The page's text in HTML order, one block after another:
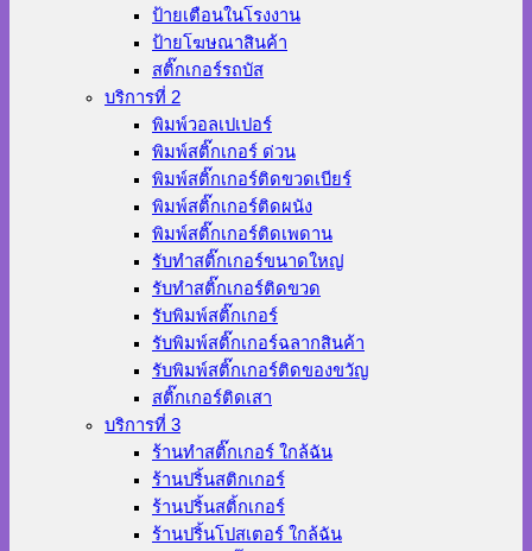
ป้ายเตือนในโรงงาน
ป้ายโฆษณาสินค้า
สติ๊กเกอร์รถบัส
บริการที่ 2
พิมพ์วอลเปเปอร์
พิมพ์สติ๊กเกอร์ ด่วน
พิมพ์สติ๊กเกอร์ติดขวดเบียร์
พิมพ์สติ๊กเกอร์ติดผนัง
พิมพ์สติ๊กเกอร์ติดเพดาน
รับทำสติ๊กเกอร์ขนาดใหญ่
รับทำสติ๊กเกอร์ติดขวด
รับพิมพ์สติ๊กเกอร์
รับพิมพ์สติ๊กเกอร์ฉลากสินค้า
รับพิมพ์สติ๊กเกอร์ติดของขวัญ
สติ๊กเกอร์ติดเสา
บริการที่ 3
ร้านทําสติ๊กเกอร์ ใกล้ฉัน
ร้านปริ้นสติกเกอร์
ร้านปริ้นสติ้กเกอร์
ร้านปริ้นโปสเตอร์ ใกล้ฉัน